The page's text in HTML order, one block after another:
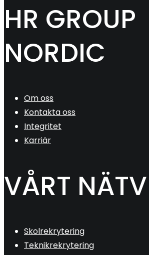
HR GROUP
NORDIC
Om oss
Kontakta oss
Integritet
Karriär
VÅRT
Skolrekrytering
Teknikrekrytering